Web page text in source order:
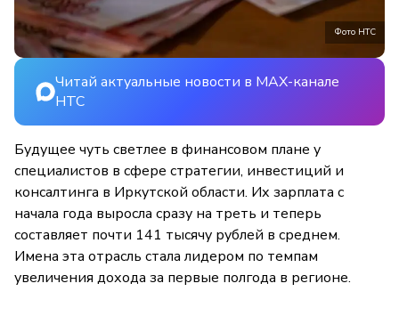
Фото НТС
Читай актуальные новости в MAX-канале
НТС
Будущее чуть светлее в финансовом плане у
специалистов в сфере стратегии, инвестиций и
консалтинга в Иркутской области. Их зарплата с
начала года выросла сразу на треть и теперь
составляет почти 141 тысячу рублей в среднем.
Имена эта отрасль стала лидером по темпам
увеличения дохода за первые полгода в регионе.